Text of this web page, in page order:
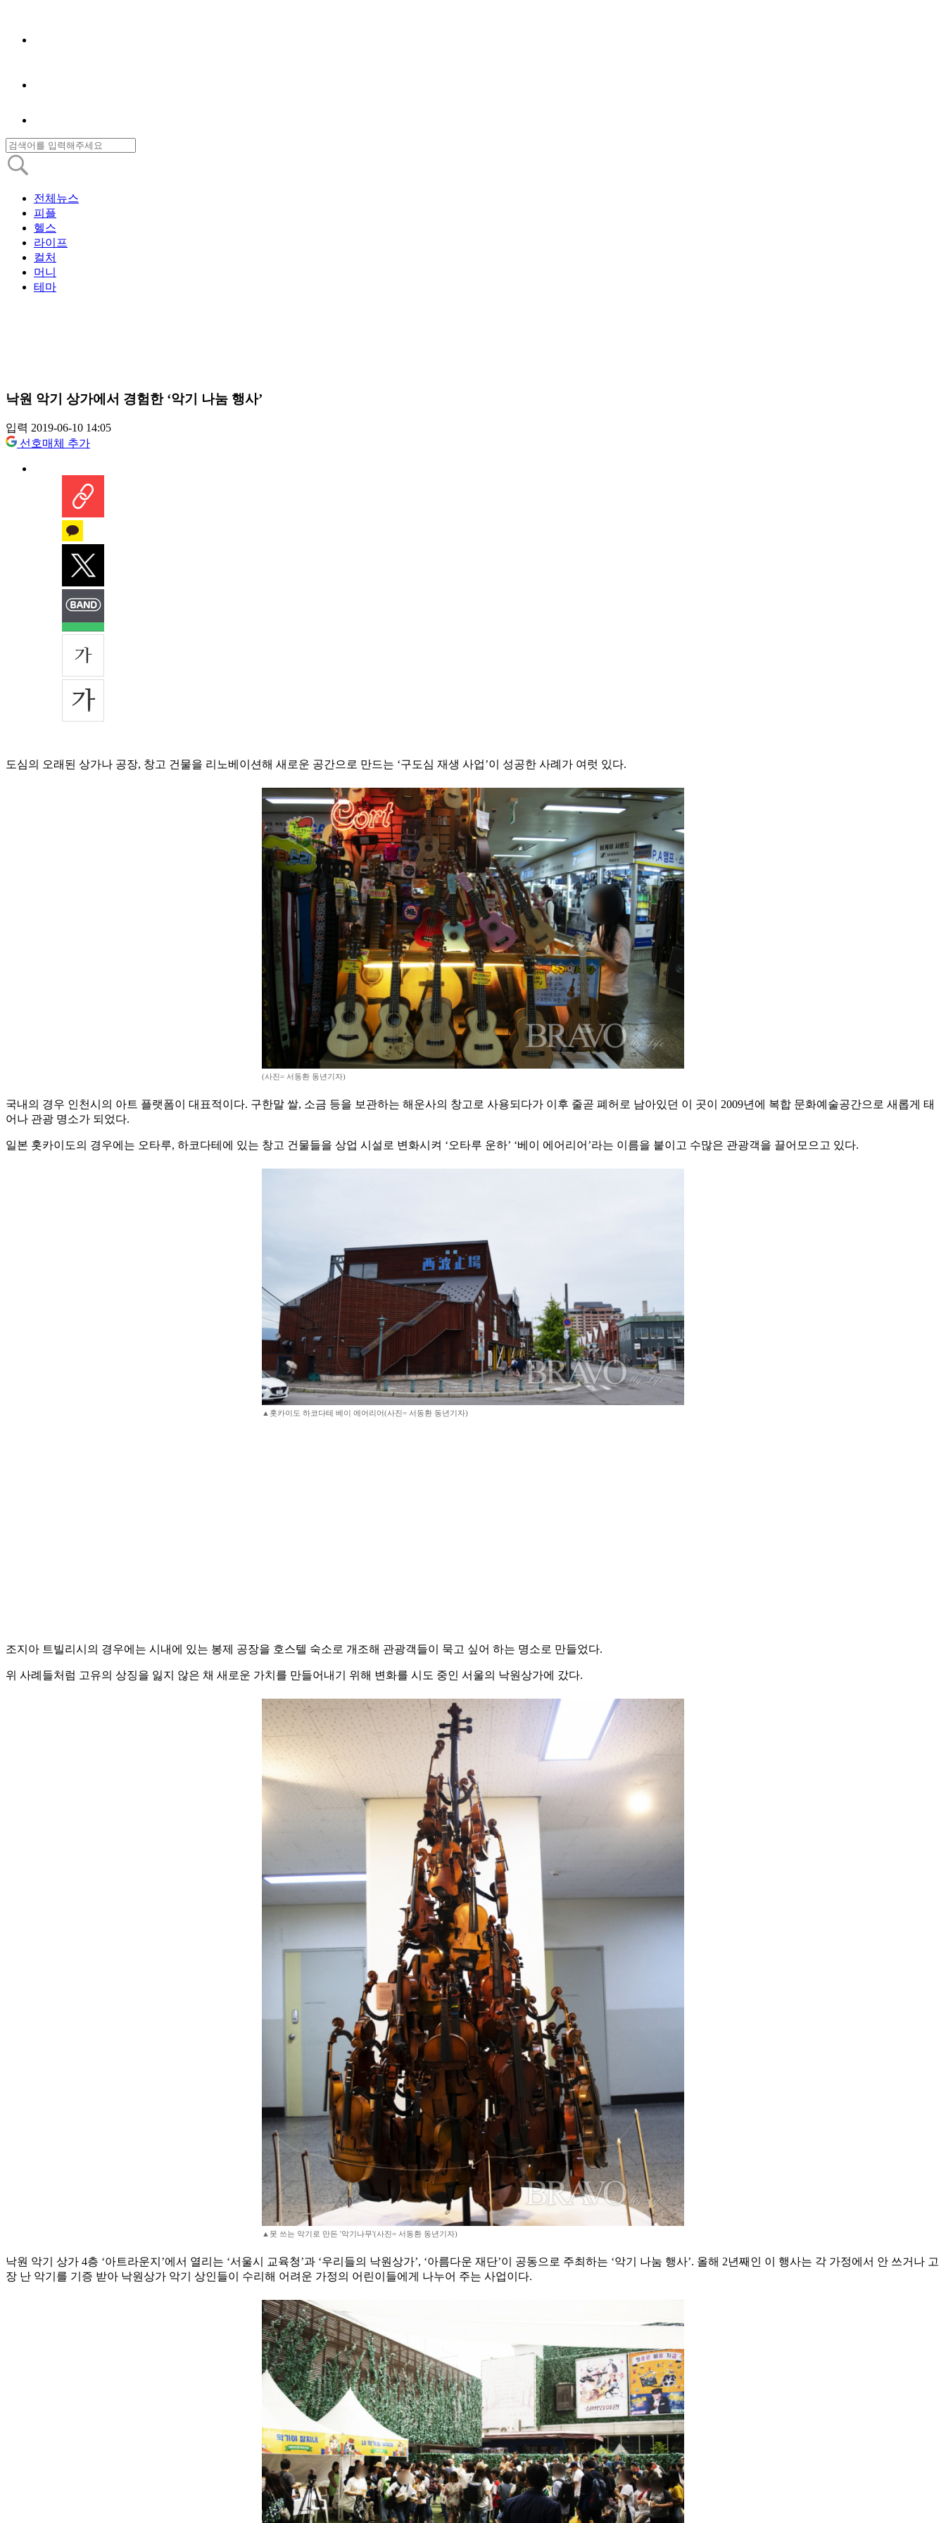
전체뉴스
피플
헬스
라이프
컬처
머니
테마
낙원 악기 상가에서 경험한 ‘악기 나눔 행사’
입력 2019-06-10 14:05
선호매체 추가
도심의 오래된 상가나 공장, 창고 건물을 리노베이션해 새로운 공간으로 만드는 ‘구도심 재생 사업’이 성공한 사례가 여럿 있다.
(사진= 서동환 동년기자)
국내의 경우 인천시의 아트 플랫폼이 대표적이다. 구한말 쌀, 소금 등을 보관하는 해운사의 창고로 사용되다가 이후 줄곧 폐허로 남아있던 이 곳이 2009년에 복합 문화예술공간으로 새롭게 태
어나 관광 명소가 되었다.
일본 홋카이도의 경우에는 오타루, 하코다테에 있는 창고 건물들을 상업 시설로 변화시켜 ‘오타루 운하’ ‘베이 에어리어’라는 이름을 붙이고 수많은 관광객을 끌어모으고 있다.
▲홋카이도 하코다테 베이 에어리어(사진= 서동환 동년기자)
조지아 트빌리시의 경우에는 시내에 있는 봉제 공장을 호스텔 숙소로 개조해 관광객들이 묵고 싶어 하는 명소로 만들었다.
위 사례들처럼 고유의 상징을 잃지 않은 채 새로운 가치를 만들어내기 위해 변화를 시도 중인 서울의 낙원상가에 갔다.
▲못 쓰는 악기로 만든 '악기나무'(사진= 서동환 동년기자)
낙원 악기 상가 4층 ‘아트라운지’에서 열리는 ‘서울시 교육청’과 ‘우리들의 낙원상가’, ‘아름다운 재단’이 공동으로 주최하는 ‘악기 나눔 행사’. 올해 2년째인 이 행사는 각 가정에서 안 쓰거나 고
장 난 악기를 기증 받아 낙원상가 악기 상인들이 수리해 어려운 가정의 어린이들에게 나누어 주는 사업이다.